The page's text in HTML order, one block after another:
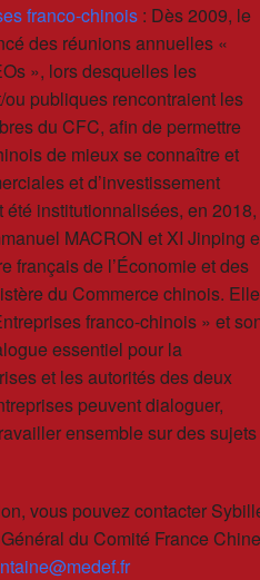
franco-chinois : Dès 2009, le
des réunions annuelles «
», lors desquelles les
publiques rencontraient les
du CFC, afin de permettre
de mieux se connaître et
et d’investissement
institutionnalisées, en 2018,
MACRON et XI Jinping
français de l’Économie et des
du Commerce chinois.
franco-chinois » et
essentiel pour la
et les autorités des deux
peuvent dialoguer,
ensemble sur des sujets
vous pouvez contacter
du Comité France